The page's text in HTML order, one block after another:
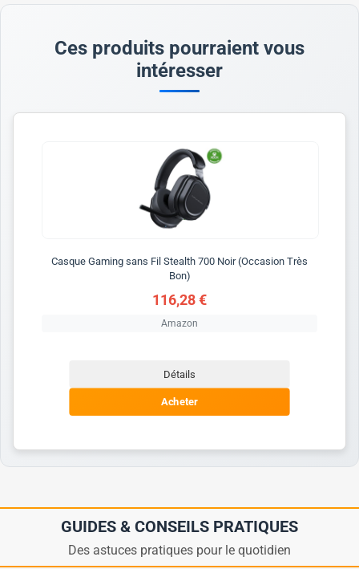
Ces produits pourraient vous
intéresser
Casque Gaming sans Fil Stealth 700 Noir (Occasion Très
Bon)
116,28 €
Amazon
Détails
Acheter
GUIDES & CONSEILS PRATIQUES
Des astuces pratiques pour le quotidien